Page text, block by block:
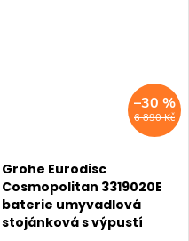
6 890 Kč
–30 %
Grohe Eurodisc
Cosmopolitan 3319020E
baterie umyvadlová
stojánková s výpustí